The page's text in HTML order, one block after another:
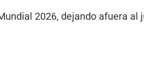
2026, dejando afuera al